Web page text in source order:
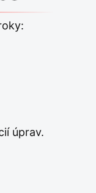
úprav.